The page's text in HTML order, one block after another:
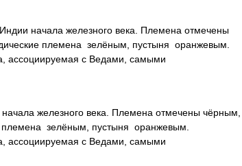
начала железного века. Племена отмечены
племена зелёным, пустыня оранжевым.
ассоциируемая с Ведами, самыми
железного века. Племена отмечены чёрным,
зелёным, пустыня оранжевым.
ассоциируемая с Ведами, самыми